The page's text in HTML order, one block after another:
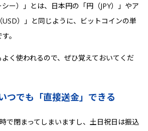
ー）」とは、日本円の「円（JPY）」やア
）」と同じように、ビットコインの単
。
く使われるので、ぜひ覚えておいてくだ
つでも「直接送金」できる
で閉まってしまいますし、土日祝日は振込